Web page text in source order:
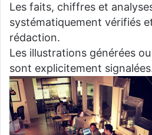
Les faits, chiffres et
systématiquement vérifiés
rédaction.
Les illustrations générées
sont explicitement